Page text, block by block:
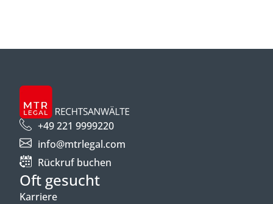
+49 221 9999220
info@mtrlegal.com
Rückruf buchen
Oft gesucht
Karriere